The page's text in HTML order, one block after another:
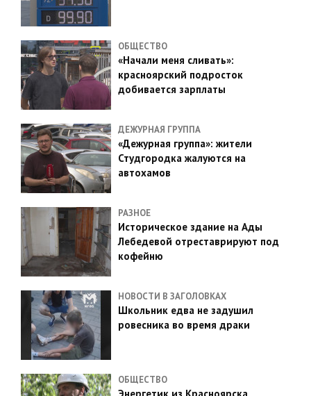
ОБЩЕСТВО
«Начали меня сливать»:
красноярский подросток
добивается зарплаты
ДЕЖУРНАЯ ГРУППА
«Дежурная группа»: жители
Студгородка жалуются на
автохамов
РАЗНОЕ
Историческое здание на Ады
Лебедевой отреставрируют под
кофейню
НОВОСТИ В ЗАГОЛОВКАХ
Школьник едва не задушил
ровесника во время драки
ОБЩЕСТВО